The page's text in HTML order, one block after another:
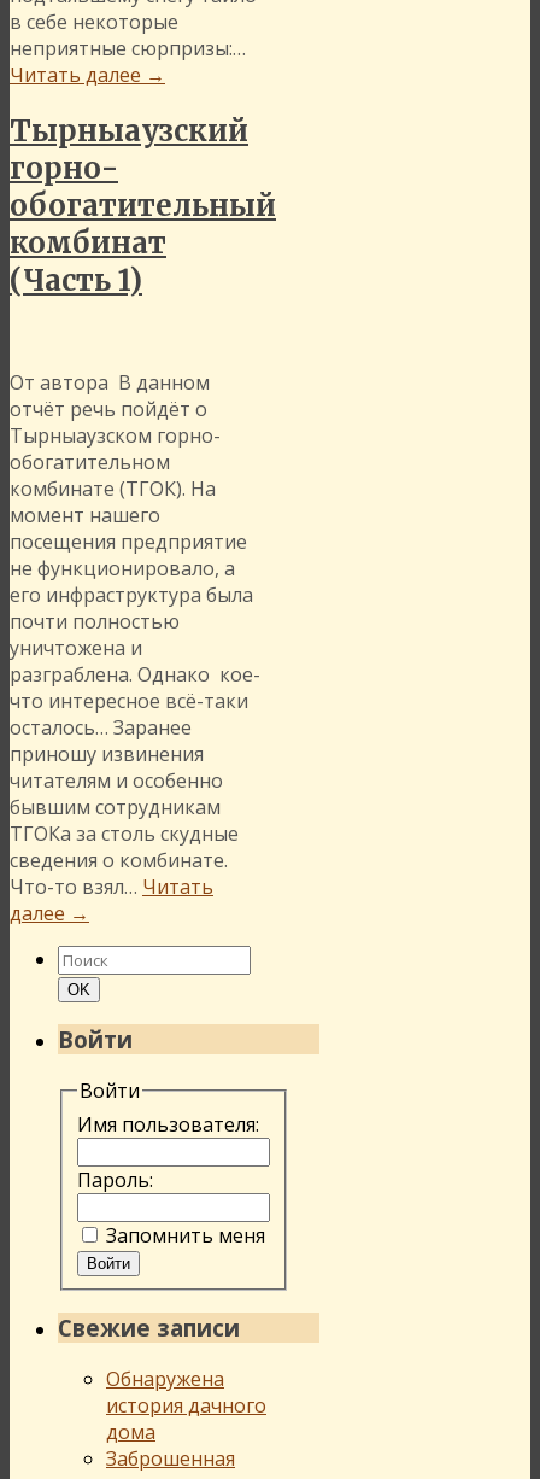
в себе некоторые
неприятные сюрпризы:…
Читать далее →
Тырныаузский
горно-
обогатительный
комбинат
(Часть 1)
От автора В данном
отчёт речь пойдёт о
Тырныаузском горно-
обогатительном
комбинате (ТГОК). На
момент нашего
посещения предприятие
не функционировало, а
его инфраструктура была
почти полностью
уничтожена и
разграблена. Однако кое-
что интересное всё-таки
осталось… Заранее
приношу извинения
читателям и особенно
бывшим сотрудникам
ТГОКа за столь скудные
сведения о комбинате.
Что-то взял… Читать
далее →
Найти:
Поиск
OK
Войти
Войти
Имя пользователя:
Пароль:
Запомнить меня
Войти
Свежие записи
Обнаружена
история дачного
дома
Заброшенная